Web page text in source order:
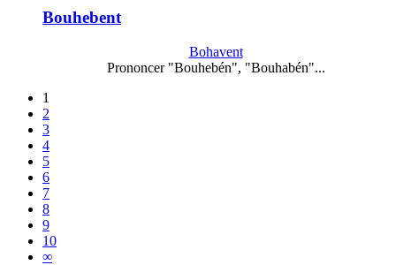
Bouhebent
Bohavent
Prononcer "Bouhebén", "Bouhabén"...
1
2
3
4
5
6
7
8
9
10
∞